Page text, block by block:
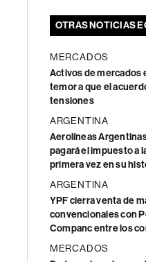
OTRAS NOTICIAS
MERCADOS
Activos de mercados
temor a que el
tensiones
ARGENTINA
Aerolíneas
pagará el impuesto a
primera vez en su
ARGENTINA
YPF cierra venta de
convencionales con
Companc entre los
MERCADOS